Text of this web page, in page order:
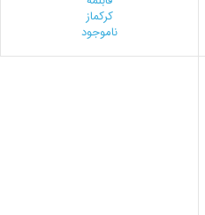
کرکماز
ناموجود